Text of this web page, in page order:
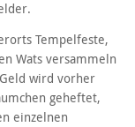
Tempelfeste,
Wats versammeln
wird vorher
geheftet,
einzelnen